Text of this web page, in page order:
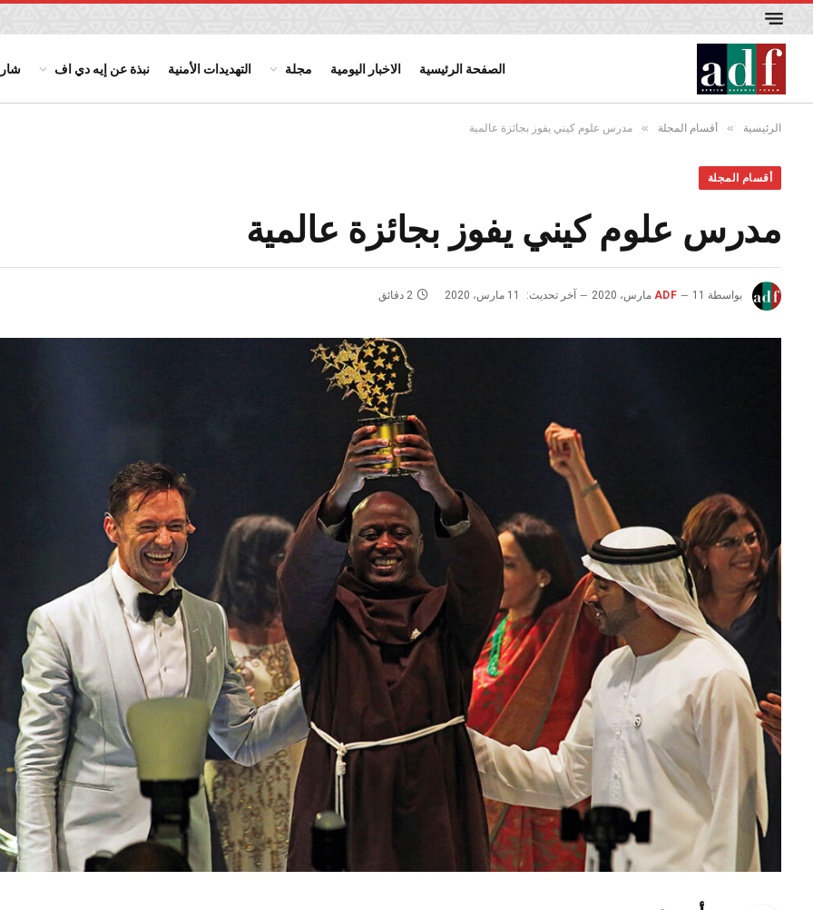
الصفحة الرئيسية الاخبار اليومية مجلة التهديدات الأمنية نبذة عن إيه دي اف
الرئيسية » أقسام المجلة » مدرس علوم كيني يفوز بجائزة عالمية
أقسام المجلة
مدرس علوم كيني يفوز بجائزة عالمية
بواسطة ADF 11 مارس، 2020 آخر تحديث: 11 مارس، 2020 2 دقائق